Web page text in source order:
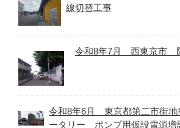
線切替工事
令和8年7月 西東京市
令和8年6月 東京都第二市街
ータリー ポンプ用仮設電源増